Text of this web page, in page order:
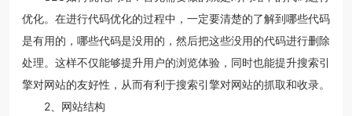
优化。在进行代码优化的过程中，一定要清楚的了解到哪些代码
是有用的，哪些代码是没用的，然后把这些没用的代码进行删除
处理。这样不仅能够提升用户的浏览体验，同时也能提升搜索引
擎对网站的友好性，从而有利于搜索引擎对网站的抓取和收录。
2、网站结构